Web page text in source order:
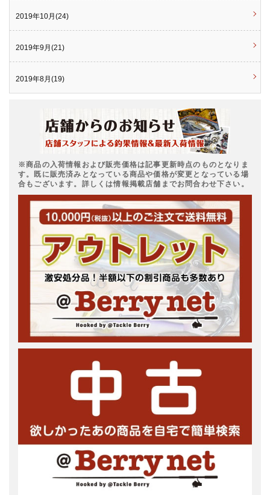
2019年10月(24)
2019年9月(21)
2019年8月(19)
※商品の入荷情報および販売価格は記事更新時点のものとなりま
す。既に販売済みとなっている商品や価格が変更となっている場
合もございます。詳しくは情報掲載店舗までお問合わせ下さい。